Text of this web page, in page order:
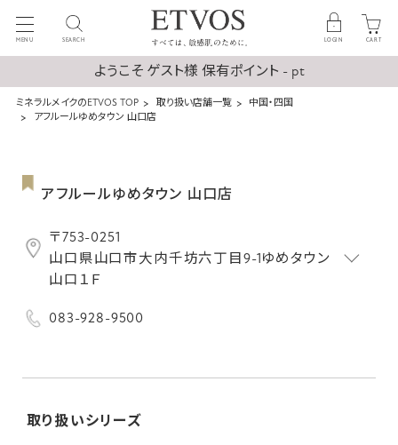
MENU SEARCH LOGIN CART
ようこそ ゲスト様 保有ポイント - pt
ミネラルメイクのETVOS TOP 取り扱い店舗一覧
中国・四国
アフルールゆめタウン 山口店
アフルールゆめタウン 山口店
〒753-0251
山口県山口市大内千坊六丁目9-1ゆめタウン
山口１Ｆ
083-928-9500
取り扱いシリーズ